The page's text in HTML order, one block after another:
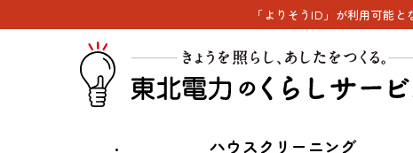
「よりそうID」が利用可能
ハウスクリーニング